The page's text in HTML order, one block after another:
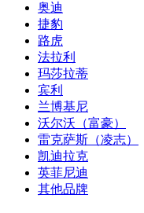
奥迪
捷豹
路虎
法拉利
玛莎拉蒂
宾利
兰博基尼
沃尔沃（富豪）
雷克萨斯（凌志）
凯迪拉克
英菲尼迪
其他品牌